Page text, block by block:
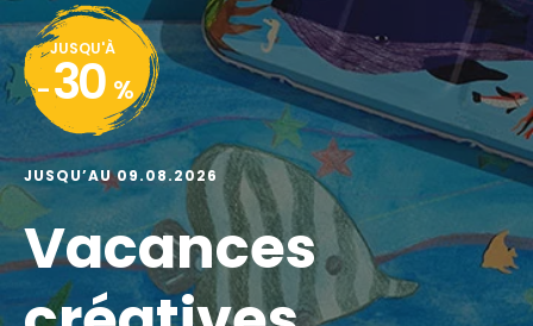
JUSQU'À
- 30 %
JUSQU’AU 09.08.2026
Vacances